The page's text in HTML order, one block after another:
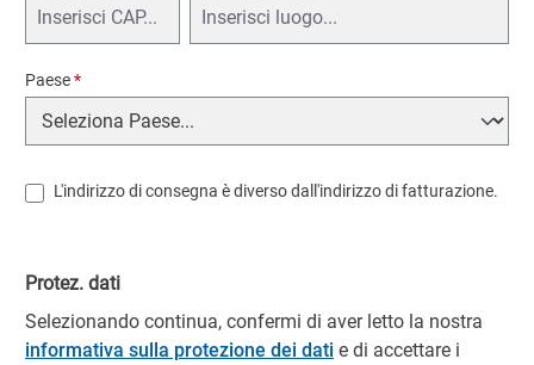
Paese*
L'indirizzo di consegna è diverso dall'indirizzo di fatturazione.
Protez. dati
Selezionando continua, confermi di aver letto la nostra
informativa sulla protezione dei dati e di accettare i